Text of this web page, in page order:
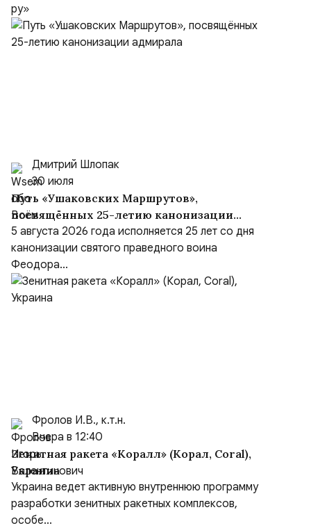
ру»
Дмитрий Шлопак
30 июля
Путь «Ушаковских Маршрутов»,
посвящённых 25-летию канонизации
адмирала
5 августа 2026 года исполняется 25 лет со дня
канонизации святого праведного воина
Феодора...
Фролов И.В., к.т.н.
Вчера в 12:40
Зенитная ракета «Коралл» (Корал, Coral),
Украина
Украина ведет активную внутреннюю программу
разработки зенитных ракетных комплексов,
особе...